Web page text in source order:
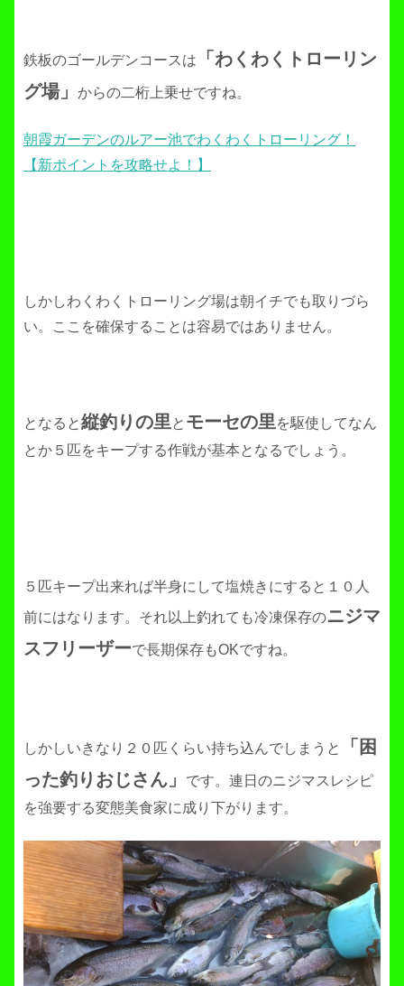
鉄板のゴールデンコースは
「わくわくトローリン
グ場」
からの二桁上乗せですね。
朝霞ガーデンのルアー池でわくわくトローリング！
【新ポイントを攻略せよ！】
しかしわくわくトローリング場は朝イチでも取りづら
い。ここを確保することは容易ではありません。
となると縦釣りの里と モーセの里を駆使してなん
とか５匹をキープする作戦が基本となるでしょう。
５匹キープ出来れば半身にして塩焼きにすると１０人
前にはなります。それ以上釣れても冷凍保存のニジマ
スフリーザーで長期保存もOKですね。
しかしいきなり２０匹くらい持ち込んでしまうと
「困
った釣りおじさん」
です。連日のニジマスレシピ
を強要する変態美食家に成り下がります。